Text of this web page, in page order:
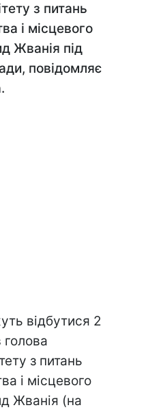
з питань
і місцевого
Жванія під
повідомляє
відбутися 2
з питань
і місцевого
Жванія (на